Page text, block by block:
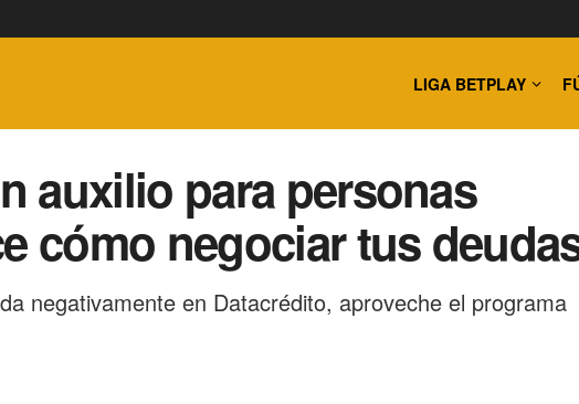
LIGA BETPLAY
auxilio para personas
cómo negociar tus
negativamente en Datacrédito, aproveche el programa